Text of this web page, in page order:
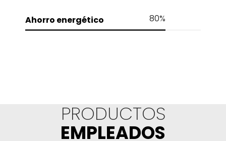
Ahorro energético 80%
PRODUCTOS
EMPLEADOS